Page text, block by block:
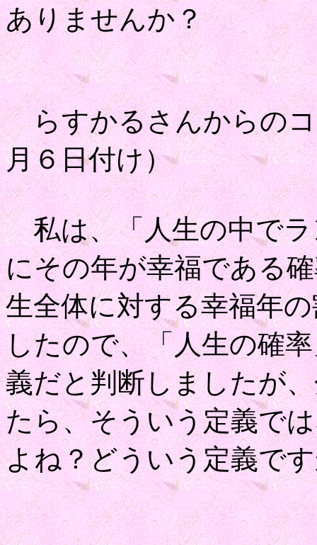
ありませんか？
らすかるさんからのコ
月６日付け）
私は、「人生の中でラ
にその年が幸福である
生全体に対する幸福年
したので、「人生の確
義だと判断しましたが
たら、そういう定義で
よね？どういう定義で